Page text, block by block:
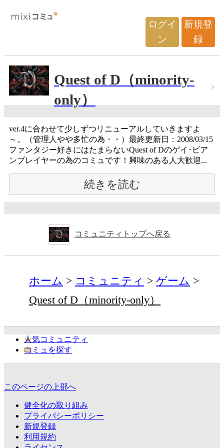
ログイ
ン
新規登
録
Quest of D（minority-
only）
ver.4に合わせて少しずつリニューアルしていきますよ
～。（管理人やや多忙の為・・）最終更新日：2008/03/15
ファンタジー好きにはたまらないQuest of Dのゲイ･ビア
ンプレイヤーの為のコミュです！興味のある人大歓迎...
続きを読む
コミュニティトップへ戻る
ホーム コミュニティ
ゲーム
Quest of D（minority-only）
人気コミュニティ
コミュを探す
このページの上部へ
健全化の取り組み
プライバシーポリシー
新規登録
利用規約